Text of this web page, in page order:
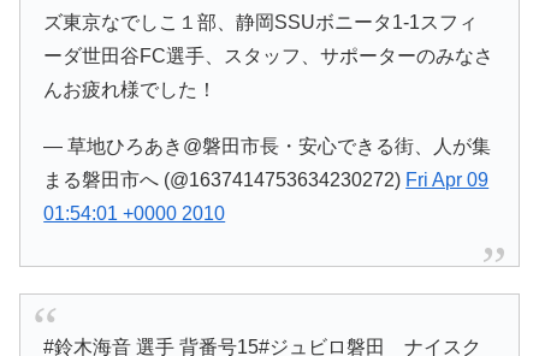
ズ東京なでしこ１部、静岡SSUボニータ1-1スフィ
ーダ世田谷FC選手、スタッフ、サポーターのみなさ
んお疲れ様でした！
— 草地ひろあき@磐田市長・安心できる街、人が集
まる磐田市へ (@1637414753634230272) Fri Apr 09
01:54:01 +0000 2010
#鈴木海音 選手 背番号15#ジュビロ磐田 ナイスク